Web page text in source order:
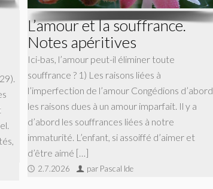
L’amour et la souffrance.
Notes apéritives
Ici-bas, l’amour peut-il éliminer toute
souffrance ? 1) Les raisons liées à
l’imperfection de l’amour Congédions d’abord
les raisons dues à un amour imparfait. Il y a
d’abord les souffrances liées à notre
immaturité. L’enfant, si assoiffé d’aimer et
d’être aimé […]
2.7.2026 par Pascal Ide